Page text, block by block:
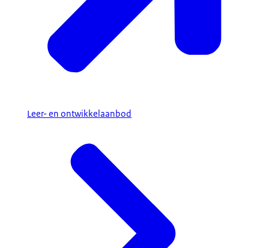
Leer- en ontwikkelaanbod